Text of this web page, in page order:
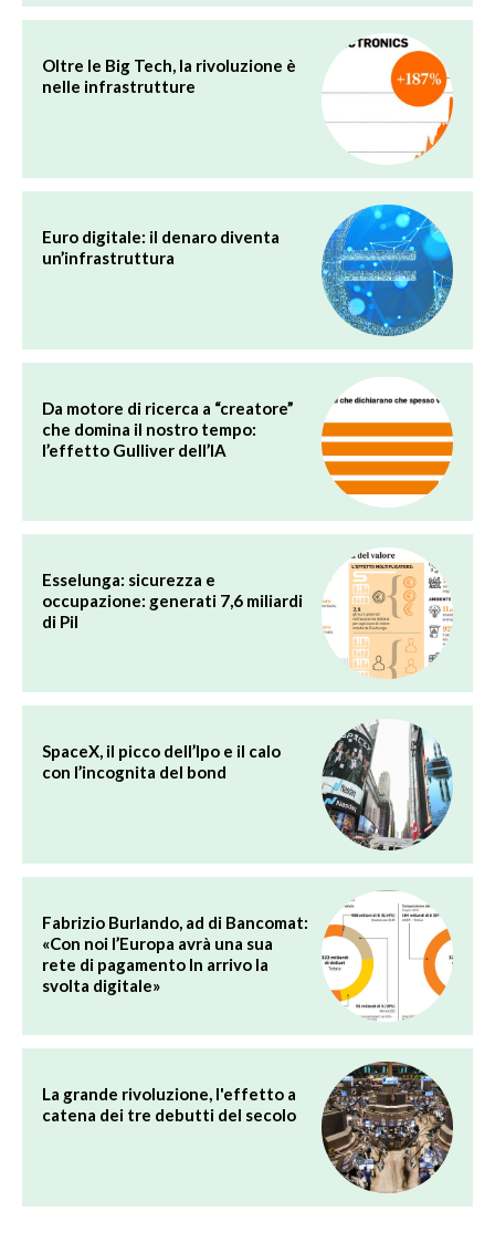
Oltre le Big Tech, la rivoluzione è
nelle infrastrutture
Euro digitale: il denaro diventa
un’infrastruttura
Da motore di ricerca a “creatore”
che domina il nostro tempo:
l’effetto Gulliver dell’IA
Esselunga: sicurezza e
occupazione: generati 7,6 miliardi
di Pil
SpaceX, il picco dell’Ipo e il calo
con l’incognita del bond
Fabrizio Burlando, ad di Bancomat:
«Con noi l’Europa avrà una sua
rete di pagamento In arrivo la
svolta digitale»
La grande rivoluzione, l'effetto a
catena dei tre debutti del secolo